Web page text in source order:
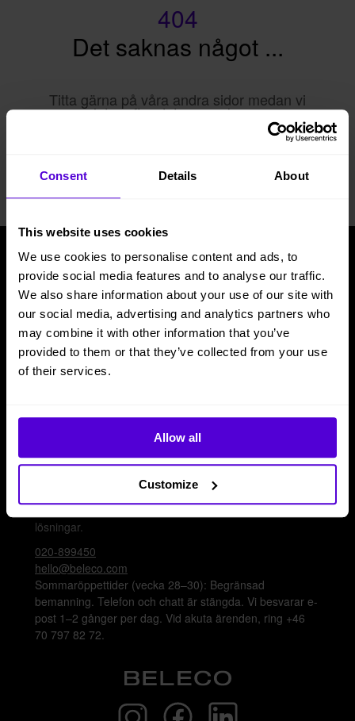
Consent Details About
This website uses cookies
We use cookies to personalise content and ads, to
provide social media features and to analyse our traffic.
We also share information about your use of our site with
our social media, advertising and analytics partners who
may combine it with other information that you’ve
provided to them or that they’ve collected from your use
of their services.
Allow all
Customize
404
Det saknas något ...
Titta gärna på våra andra sidor medan vi
letar efter det som saknas.
Hem
Tjänster
Möbler till kontor
Möbler till hemmakontor
Möbler till event
Beleco
Om oss
Cirkularitet
Frågor & svar
Kontakta oss
Nå oss via telefon, e-post eller chatt för att få
inredningshjälp eller svar på frågor gällande våra olika
lösningar.
020-899450
hello@beleco.com
Sommaröppettider (vecka 28–30): Begränsad
bemanning. Telefon och chatt är stängda. Vi besvarar e-
post 1–2 gånger per dag. Vid akuta ärenden, ring +46
70 797 82 72.